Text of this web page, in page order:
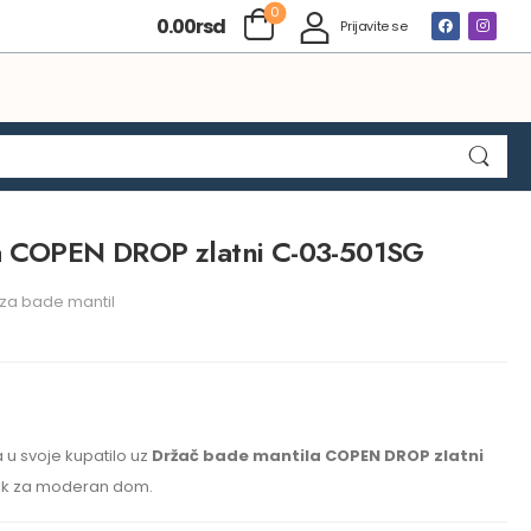
0.00rsd
0
Prijavite se
DROP zlatni C-03-501SG
bade mantil
svoje kupatilo uz Držač bade mantila COPEN DROP zlatni
za moderan dom.